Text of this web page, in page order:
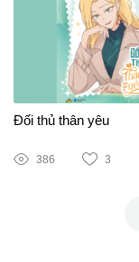
Đối thủ thân yêu
386 3